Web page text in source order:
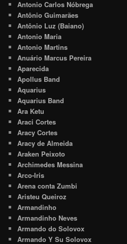
Antonio Carlos Nóbrega
Antônio Guimarães
Antônio Luz (Baiano)
Antonio Maria
Antonio Martins
Anuário Marcus Pereira
Aparecida
Apollus Band
Aquarius
Aquarius Band
Ara Ketu
Araci Cortes
Aracy Cortes
Aracy de Almeida
Araken Peixoto
Archimedes Messina
Arco-Iris
Arena conta Zumbi
Aristeu Queiroz
Armandinho
Armandinho Neves
Armando do Solovox
Armando Y Su Solovox